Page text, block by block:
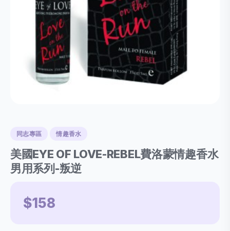
同志專區 情趣香水
美國EYE OF LOVE-REBEL費洛蒙情趣香水
男用系列-叛逆
$158